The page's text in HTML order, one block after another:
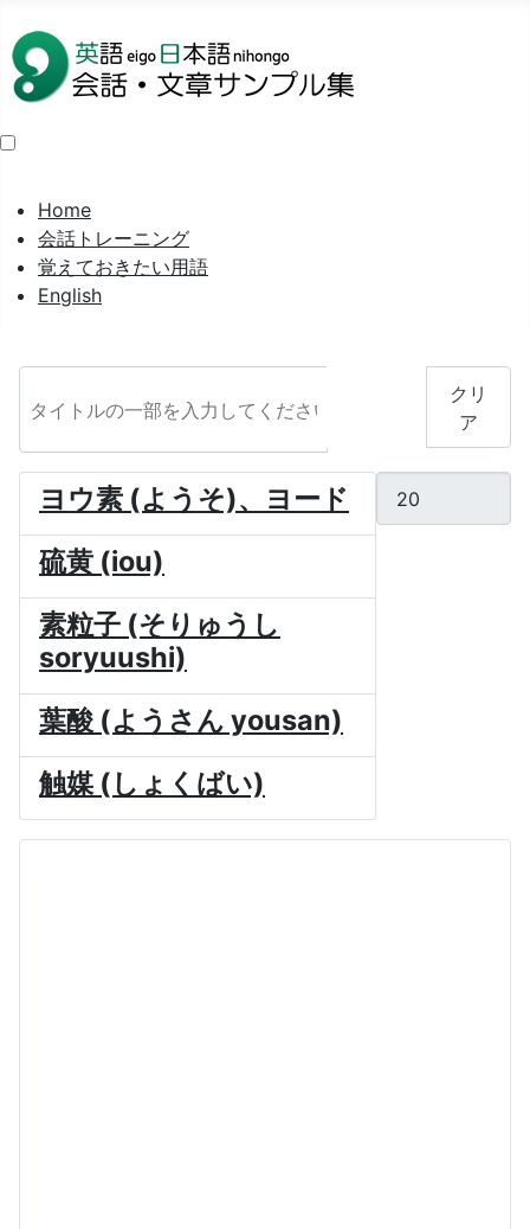
Home
会話トレーニング
覚えておきたい用語
English
クリ
ア
ヨウ素 (ようそ)、ヨード
硫黄 (iou)
素粒子 (そりゅうし
soryuushi)
葉酸 (ようさん yousan)
触媒 (しょくばい)